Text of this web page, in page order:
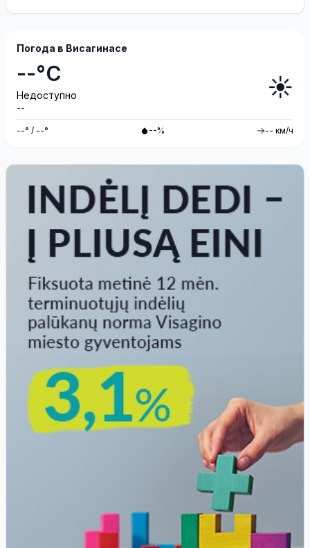
Погода в Висагинасе
--°C
Недоступно
--
☀️
--° / --° --% -- км/ч